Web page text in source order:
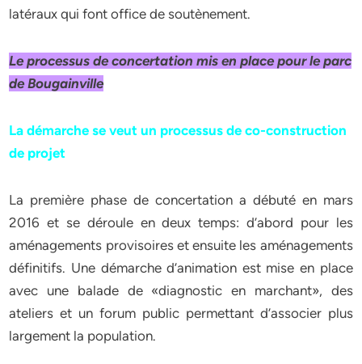
latéraux qui font office de soutènement.
Le processus de concertation mis en place pour le parc
de Bougainville
La démarche se veut un processus de co-construction
de projet
La première phase de concertation a débuté en mars
2016 et se déroule en deux temps: d’abord pour les
aménagements provisoires et ensuite les aménagements
définitifs. Une démarche d’animation est mise en place
avec une balade de «diagnostic en marchant», des
ateliers et un forum public permettant d’associer plus
largement la population.